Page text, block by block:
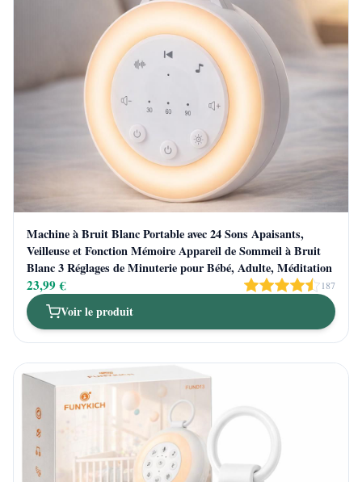
Machine à Bruit Blanc Portable avec 24 Sons Apaisants,
Veilleuse et Fonction Mémoire Appareil de Sommeil à Bruit
Blanc 3 Réglages de Minuterie pour Bébé, Adulte, Méditation
23,99 € 187
Voir le produit